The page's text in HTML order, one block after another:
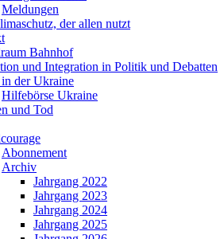
Meldungen
der allen nutzt
Bahnhof
und Integration in Politik und Debatten
der Ukraine
Hilfebörse Ukraine
und Tod
Abonnement
Archiv
Jahrgang 2022
Jahrgang 2023
Jahrgang 2024
Jahrgang 2025